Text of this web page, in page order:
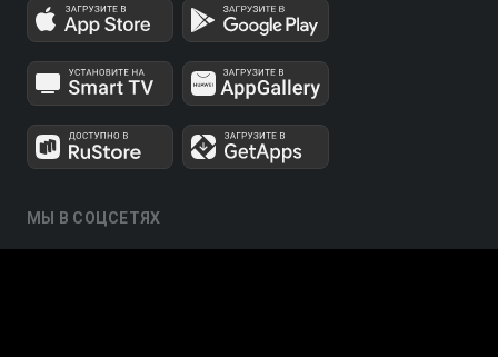
МЫ В СОЦСЕТЯХ